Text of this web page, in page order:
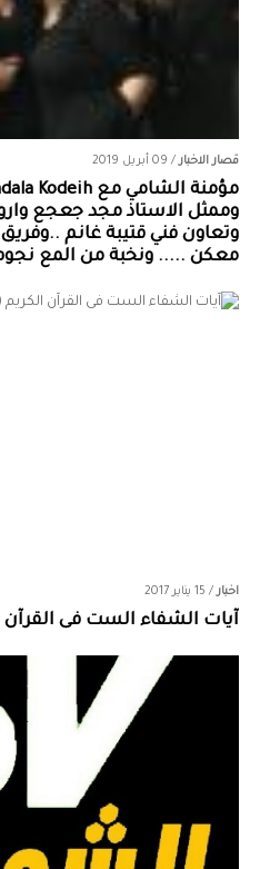
قصار الاخبار/ 09 أبريل 2019
وممثل الاستاذ مجد جعجع
وتعاون فني قتيبة غانم
معكن ..... ونخبة من المع نجوم
اخبار/ 15 يناير 2017
آيات الشفاء الست فى القرآن